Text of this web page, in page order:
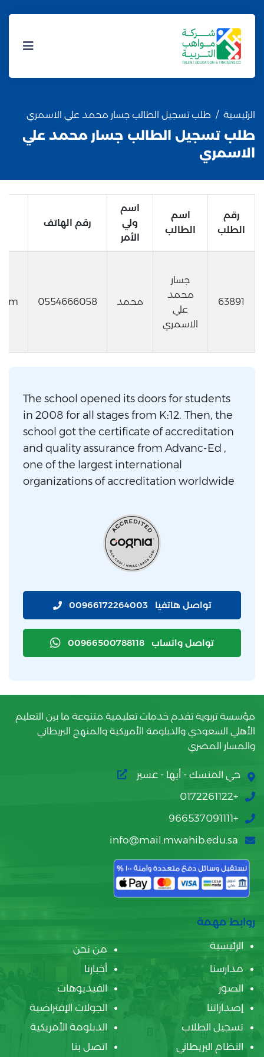
الرئيسية طلب تسجيل الطالب جسار محمد علي الاسمري
طلب تسجيل الطالب جسار محمد علي
الاسمري
رقم
الطلب
اسم
الطالب
اسم
ولي
الأمر
رقم الهاتف
63891
جسار
محمد
علي
الاسمري
محمد 0554666058
The school opened its doors for students
in 2008 for all stages from K:12. Then, the
school got the certificate of accreditation
and quality assurance from Advanc-Ed ,
one of the largest international
organizations of accreditation worldwide
تواصل هاتفيا 00966172264003
تواصل واتساب 00966500788118
مؤسسة تربوية تقدم خدمات تعليمية متنوعة ما بين التعليم
الأهلي السعودي والدبلومة الأمريكية والمنهج البريطاني
والمسار المصري
حي المنسك - أبها - عسير
+0172261122
+966537091111
info@mail.mwahib.edu.sa
روابط مهمة
الرئيسية
من نحن
مدارسنا
أخبارنا
الصور
الفيديوهات
إصداراتنا
الجولات الإفتراضية
تسجيل الطلاب
الدبلومة الأمريكية
النظام البريطاني
اتصل بنا